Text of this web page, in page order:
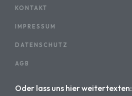
KONTAKT
IMPRESSUM
DATENSCHUTZ
AGB
Oder lass uns hier weitertexten: